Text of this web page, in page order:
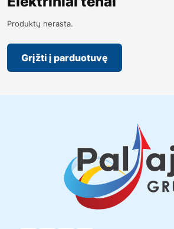
Produktų nerasta.
Grįžti į parduotuvę